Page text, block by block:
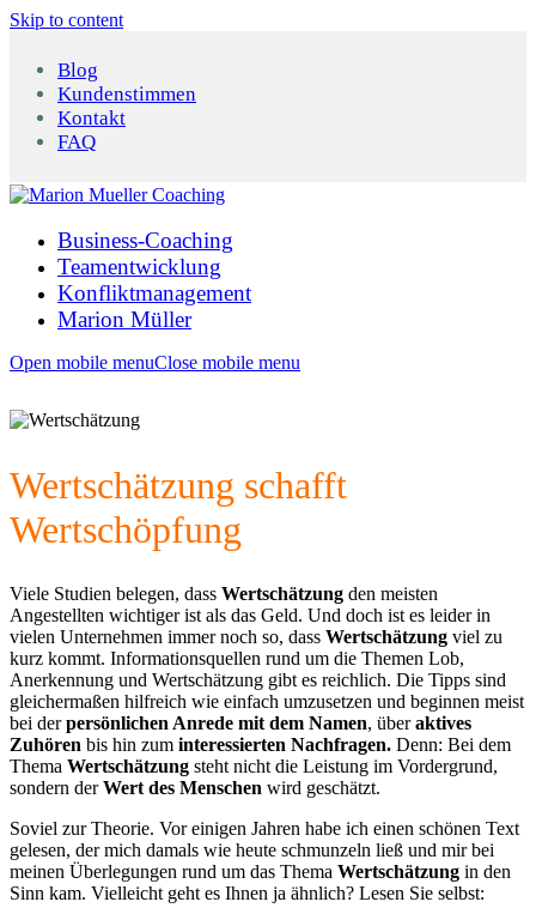
Skip to content
Blog
Kundenstimmen
Kontakt
FAQ
Business-Coaching
Teamentwicklung
Konfliktmanagement
Marion Müller
Open mobile menuClose mobile menu
Wertschätzung schafft
Wertschöpfung
Viele Studien belegen, dass Wertschätzung den meisten
Angestellten wichtiger ist als das Geld. Und doch ist es leider in
vielen Unternehmen immer noch so, dass Wertschätzung viel zu
kurz kommt. Informationsquellen rund um die Themen Lob,
Anerkennung und Wertschätzung gibt es reichlich. Die Tipps sind
gleichermaßen hilfreich wie einfach umzusetzen und beginnen meist
bei derpersönlichen Anrede mit dem Namen, überaktives
Zuhören bis hin zum interessierten Nachfragen. Denn: Bei dem
Thema Wertschätzung steht nicht die Leistung im Vordergrund,
sondern derWert des Menschen wird geschätzt.
Soviel zur Theorie. Vor einigen Jahren habe ich einen schönen Text
gelesen, der mich damals wie heute schmunzeln ließ und mir bei
meinen Überlegungen rund um das Thema Wertschätzung in den
Sinn kam. Vielleicht geht es Ihnen ja ähnlich? Lesen Sie selbst: